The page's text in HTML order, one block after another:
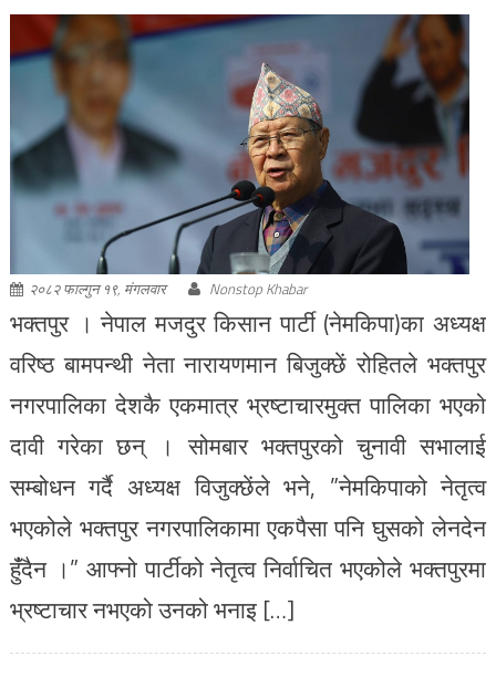
२०८२ फाल्गुन १९, मंगलवार Nonstop Khabar
भक्तपुर । नेपाल मजदुर किसान पार्टी (नेमकिपा)का अध्यक्ष
वरिष्ठ बामपन्थी नेता नारायणमान बिजुक्छें रोहितले भक्तपुर
नगरपालिका देशकै एकमात्र भ्रष्टाचारमुक्त पालिका भएको
दावी गरेका छन् । सोमबार भक्तपुरको चुनावी सभालाई
सम्बोधन गर्दै अध्यक्ष विजुक्छेंले भने, ”नेमकिपाको नेतृत्व
भएकोले भक्तपुर नगरपालिकामा एकपैसा पनि घुसको लेनदेन
हुँंदैन ।” आफ्नो पार्टीको नेतृत्व निर्वाचित भएकोले भक्तपुरमा
भ्रष्टाचार नभएको उनको भनाइ […]